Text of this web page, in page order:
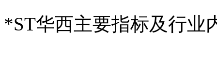
*ST华西主要指标及行业